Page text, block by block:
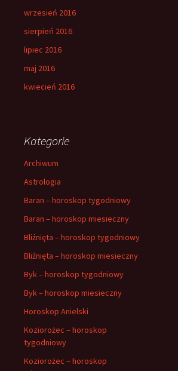
wrzesień 2016
sierpień 2016
lipiec 2016
maj 2016
kwiecień 2016
Kategorie
Archiwum
Astrologia
Baran – horoskop tygodniowy
Baran – horoskop miesieczny
Bliźnięta – horoskop tygodniowy
Bliźnięta – horoskop miesieczny
Byk – horoskop tygodniowy
Byk – horoskop miesieczny
Horoskop Anielski
Koziorożec – horoskop
tygodniowy
Koziorożec – horoskop